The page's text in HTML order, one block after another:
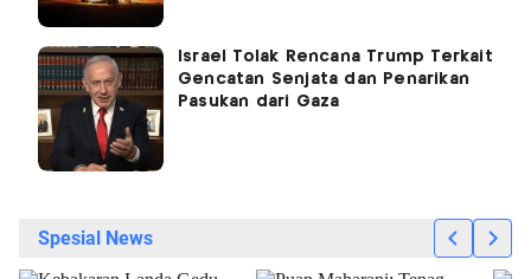
Israel Tolak Rencana Trump Terkait
Gencatan Senjata dan Penarikan
Pasukan dari Gaza